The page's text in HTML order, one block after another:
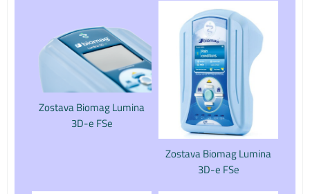
Zostava Biomag Lumina
3D-e FSe
Zostava Biomag Lumina
3D-e FSe